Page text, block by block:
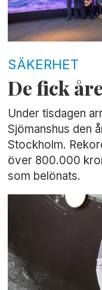
SÄKERHET
De fick
Under tisdagen
Sjömanshus den
Stockholm.
över 800.000
som belönats.